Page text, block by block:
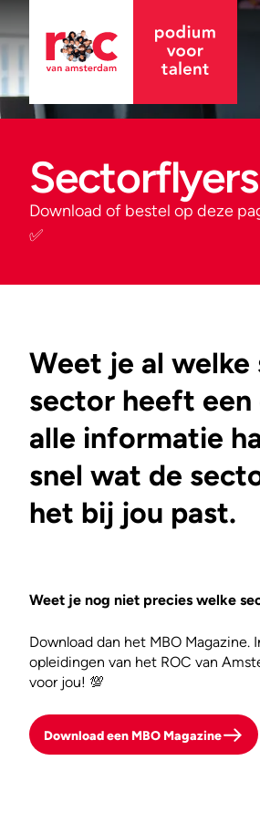
Sectorflyers
Download of bestel op deze
✅
Weet je al
sector heeft een
alle informatie
snel wat de
het bij jou past.
Weet je nog niet precies welke
Download dan het MBO Magazine.
opleidingen van het ROC van
voor jou! 💯
Download een MBO Magazine